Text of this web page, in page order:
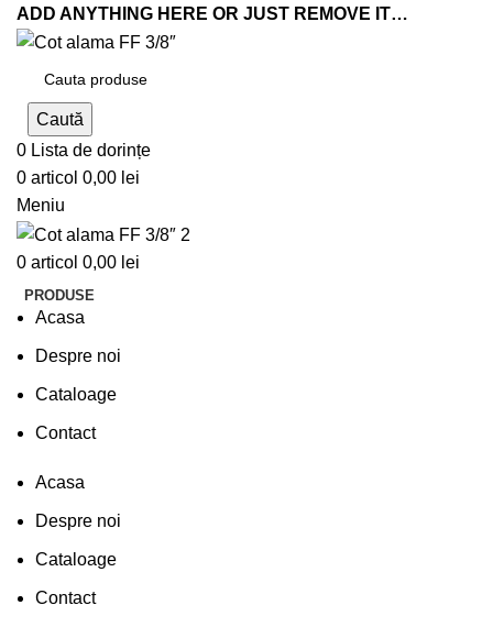
ADD ANYTHING HERE OR JUST REMOVE IT…
Caută
0 Lista de dorințe
0 articol 0,00 lei
Meniu
0 articol 0,00 lei
PRODUSE
Acasa
Despre noi
Cataloage
Contact
Acasa
Despre noi
Cataloage
Contact